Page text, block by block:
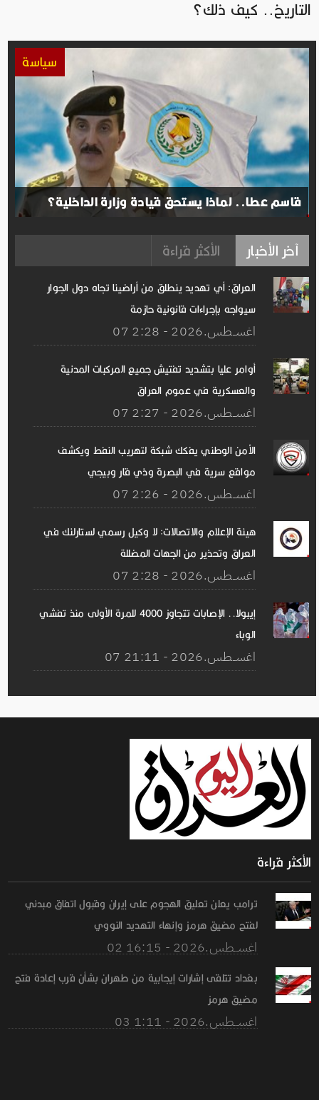
التاريخ.. كيف ذلك؟
سياسة
قاسم عطا.. لماذا يستحق قيادة وزارة الداخلية؟
آخر الأخبار الأكثر قراءة
العراق: أي تهديد ينطلق من أراضينا تجاه دول الجوار
سيواجه بإجراءات قانونية حازمة
07 اغســطس.2026 - 2:28
أوامر عليا بتشديد تفتيش جميع المركبات المدنية
والعسكرية في عموم العراق
07 اغســطس.2026 - 2:27
الأمن الوطني يفكك شبكة لتهريب النفط ويكشف
مواقع سرية في البصرة وذي قار وبيجي
07 اغســطس.2026 - 2:26
هيئة الإعلام والاتصالات: لا وكيل رسمي لستارلنك في
العراق وتحذير من الجهات المضللة
07 اغســطس.2026 - 2:28
إيبولا.. الإصابات تتجاوز 4000 للمرة الأولى منذ تفشي
الوباء
07 اغســطس.2026 - 21:11
الأكثر قراءة
ترامب يعلن تعليق الهجوم على إيران وقبول اتفاق مبدئي
لفتح مضيق هرمز وإنهاء التهديد النووي
02 اغســطس.2026 - 16:15
بغداد تتلقى إشارات إيجابية من طهران بشأن قرب إعادة فتح
مضيق هرمز
03 اغســطس.2026 - 1:11